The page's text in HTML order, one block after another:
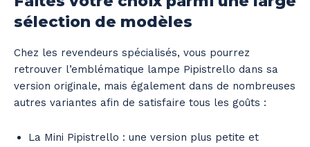
sélection de modèles
Chez les revendeurs spécialisés, vous pourrez
retrouver l’emblématique lampe Pipistrello dans sa
version originale, mais également dans de nombreuses
autres variantes afin de satisfaire tous les goûts :
La Mini Pipistrello : une version plus petite et